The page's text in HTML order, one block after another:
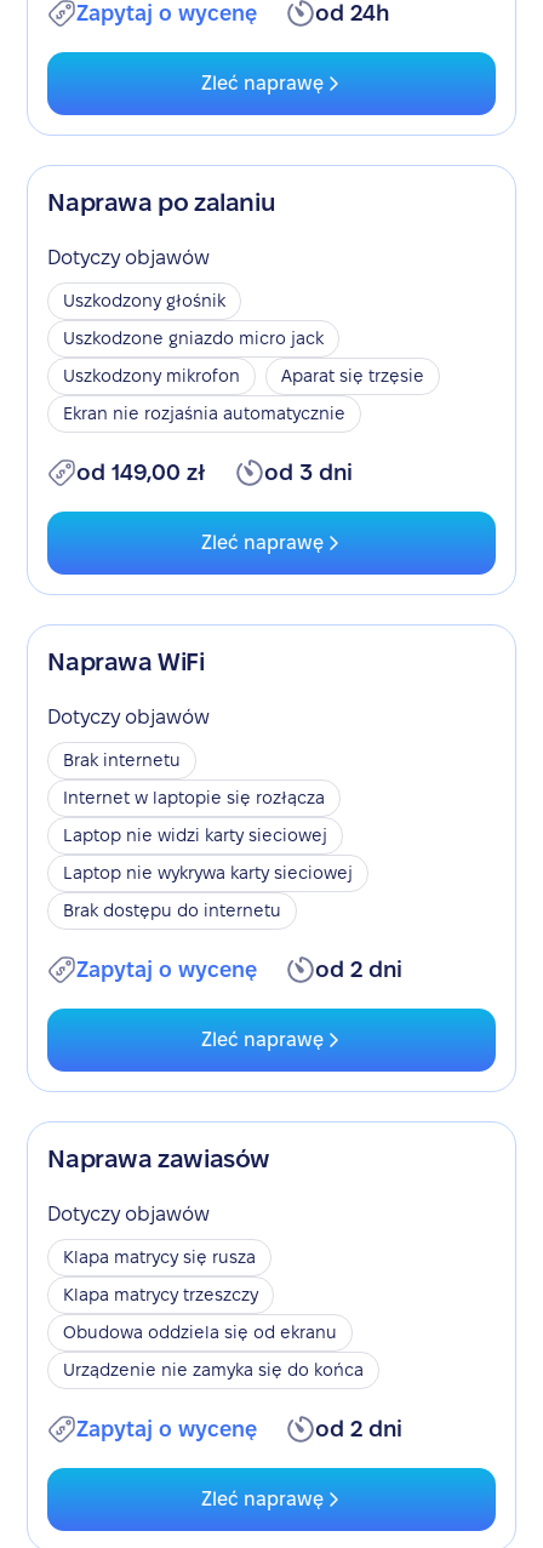
Zapytaj o wycenę od 24h
Zleć naprawę
Naprawa po zalaniu
Dotyczy objawów
Uszkodzony głośnik
Uszkodzone gniazdo micro jack
Uszkodzony mikrofon
Aparat się trzęsie
Ekran nie rozjaśnia automatycznie
od 149,00 zł od 3 dni
Zleć naprawę
Naprawa WiFi
Dotyczy objawów
Brak internetu
Internet w laptopie się rozłącza
Laptop nie widzi karty sieciowej
Laptop nie wykrywa karty sieciowej
Brak dostępu do internetu
Zapytaj o wycenę od 2 dni
Zleć naprawę
Naprawa zawiasów
Dotyczy objawów
Klapa matrycy się rusza
Klapa matrycy trzeszczy
Obudowa oddziela się od ekranu
Urządzenie nie zamyka się do końca
Zapytaj o wycenę od 2 dni
Zleć naprawę